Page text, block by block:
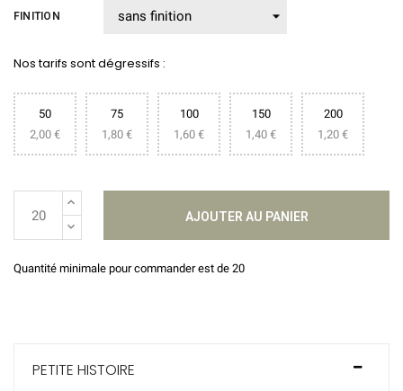
FINITION
Nos tarifs sont dégressifs :
50
2,00 €
75
1,80 €
100
1,60 €
150
1,40 €
200
1,20 €
AJOUTER AU PANIER
Quantité minimale pour commander est de 20
PETITE HISTOIRE